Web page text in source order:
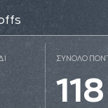
ΣΥΝΟΛΟ
118